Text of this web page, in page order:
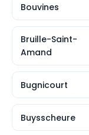
Bouvines
Bruille-Saint-
Amand
Bugnicourt
Buysscheure